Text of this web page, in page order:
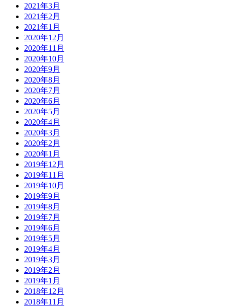
2021年3月
2021年2月
2021年1月
2020年12月
2020年11月
2020年10月
2020年9月
2020年8月
2020年7月
2020年6月
2020年5月
2020年4月
2020年3月
2020年2月
2020年1月
2019年12月
2019年11月
2019年10月
2019年9月
2019年8月
2019年7月
2019年6月
2019年5月
2019年4月
2019年3月
2019年2月
2019年1月
2018年12月
2018年11月